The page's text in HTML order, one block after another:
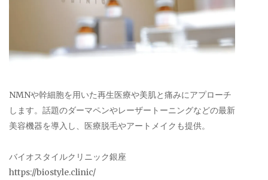
NMNや幹細胞を用いた再生医療や美肌と痛みにアプローチ
します。話題のダーマペンやレーザートーニングなどの最新
美容機器を導入し、医療脱毛やアートメイクも提供。
バイオスタイルクリニック銀座
https://biostyle.clinic/